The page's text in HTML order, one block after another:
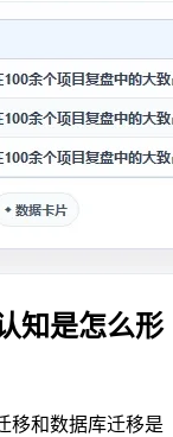
知是怎么形
移和数据库迁移是